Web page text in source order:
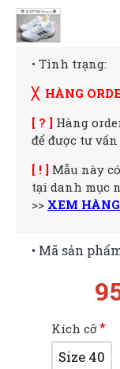
• Tình trạng:
╳ HÀNG
[ ? ] Hàng
để được tư
[ ! ] Mẫu này
tại danh mục
>> XEM
• Mã sản
Kích cỡ
Size 40